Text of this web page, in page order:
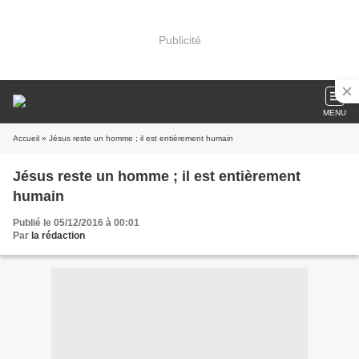
Publicité
MENU
Accueil » Jésus reste un homme ; il est entièrement humain
Jésus reste un homme ; il est entièrement
humain
Publié le 05/12/2016 à 00:01
Par la rédaction